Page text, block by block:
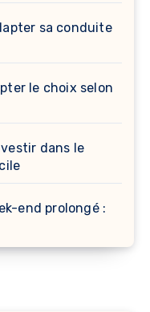
sa conduite
le choix selon
dans le
end prolongé :